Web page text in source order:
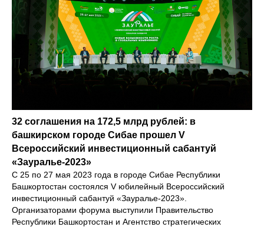
32 соглашения на 172,5 млрд рублей: в
башкирском городе Сибае прошел V
Всероссийский инвестиционный сабантуй
«Зауралье-2023»
С 25 по 27 мая 2023 года в городе Сибае Республики
Башкортостан состоялся V юбилейный Всероссийский
инвестиционный сабантуй «Зауралье-2023».
Организаторами форума выступили Правительство
Республики Башкортостан и Агентство стратегических